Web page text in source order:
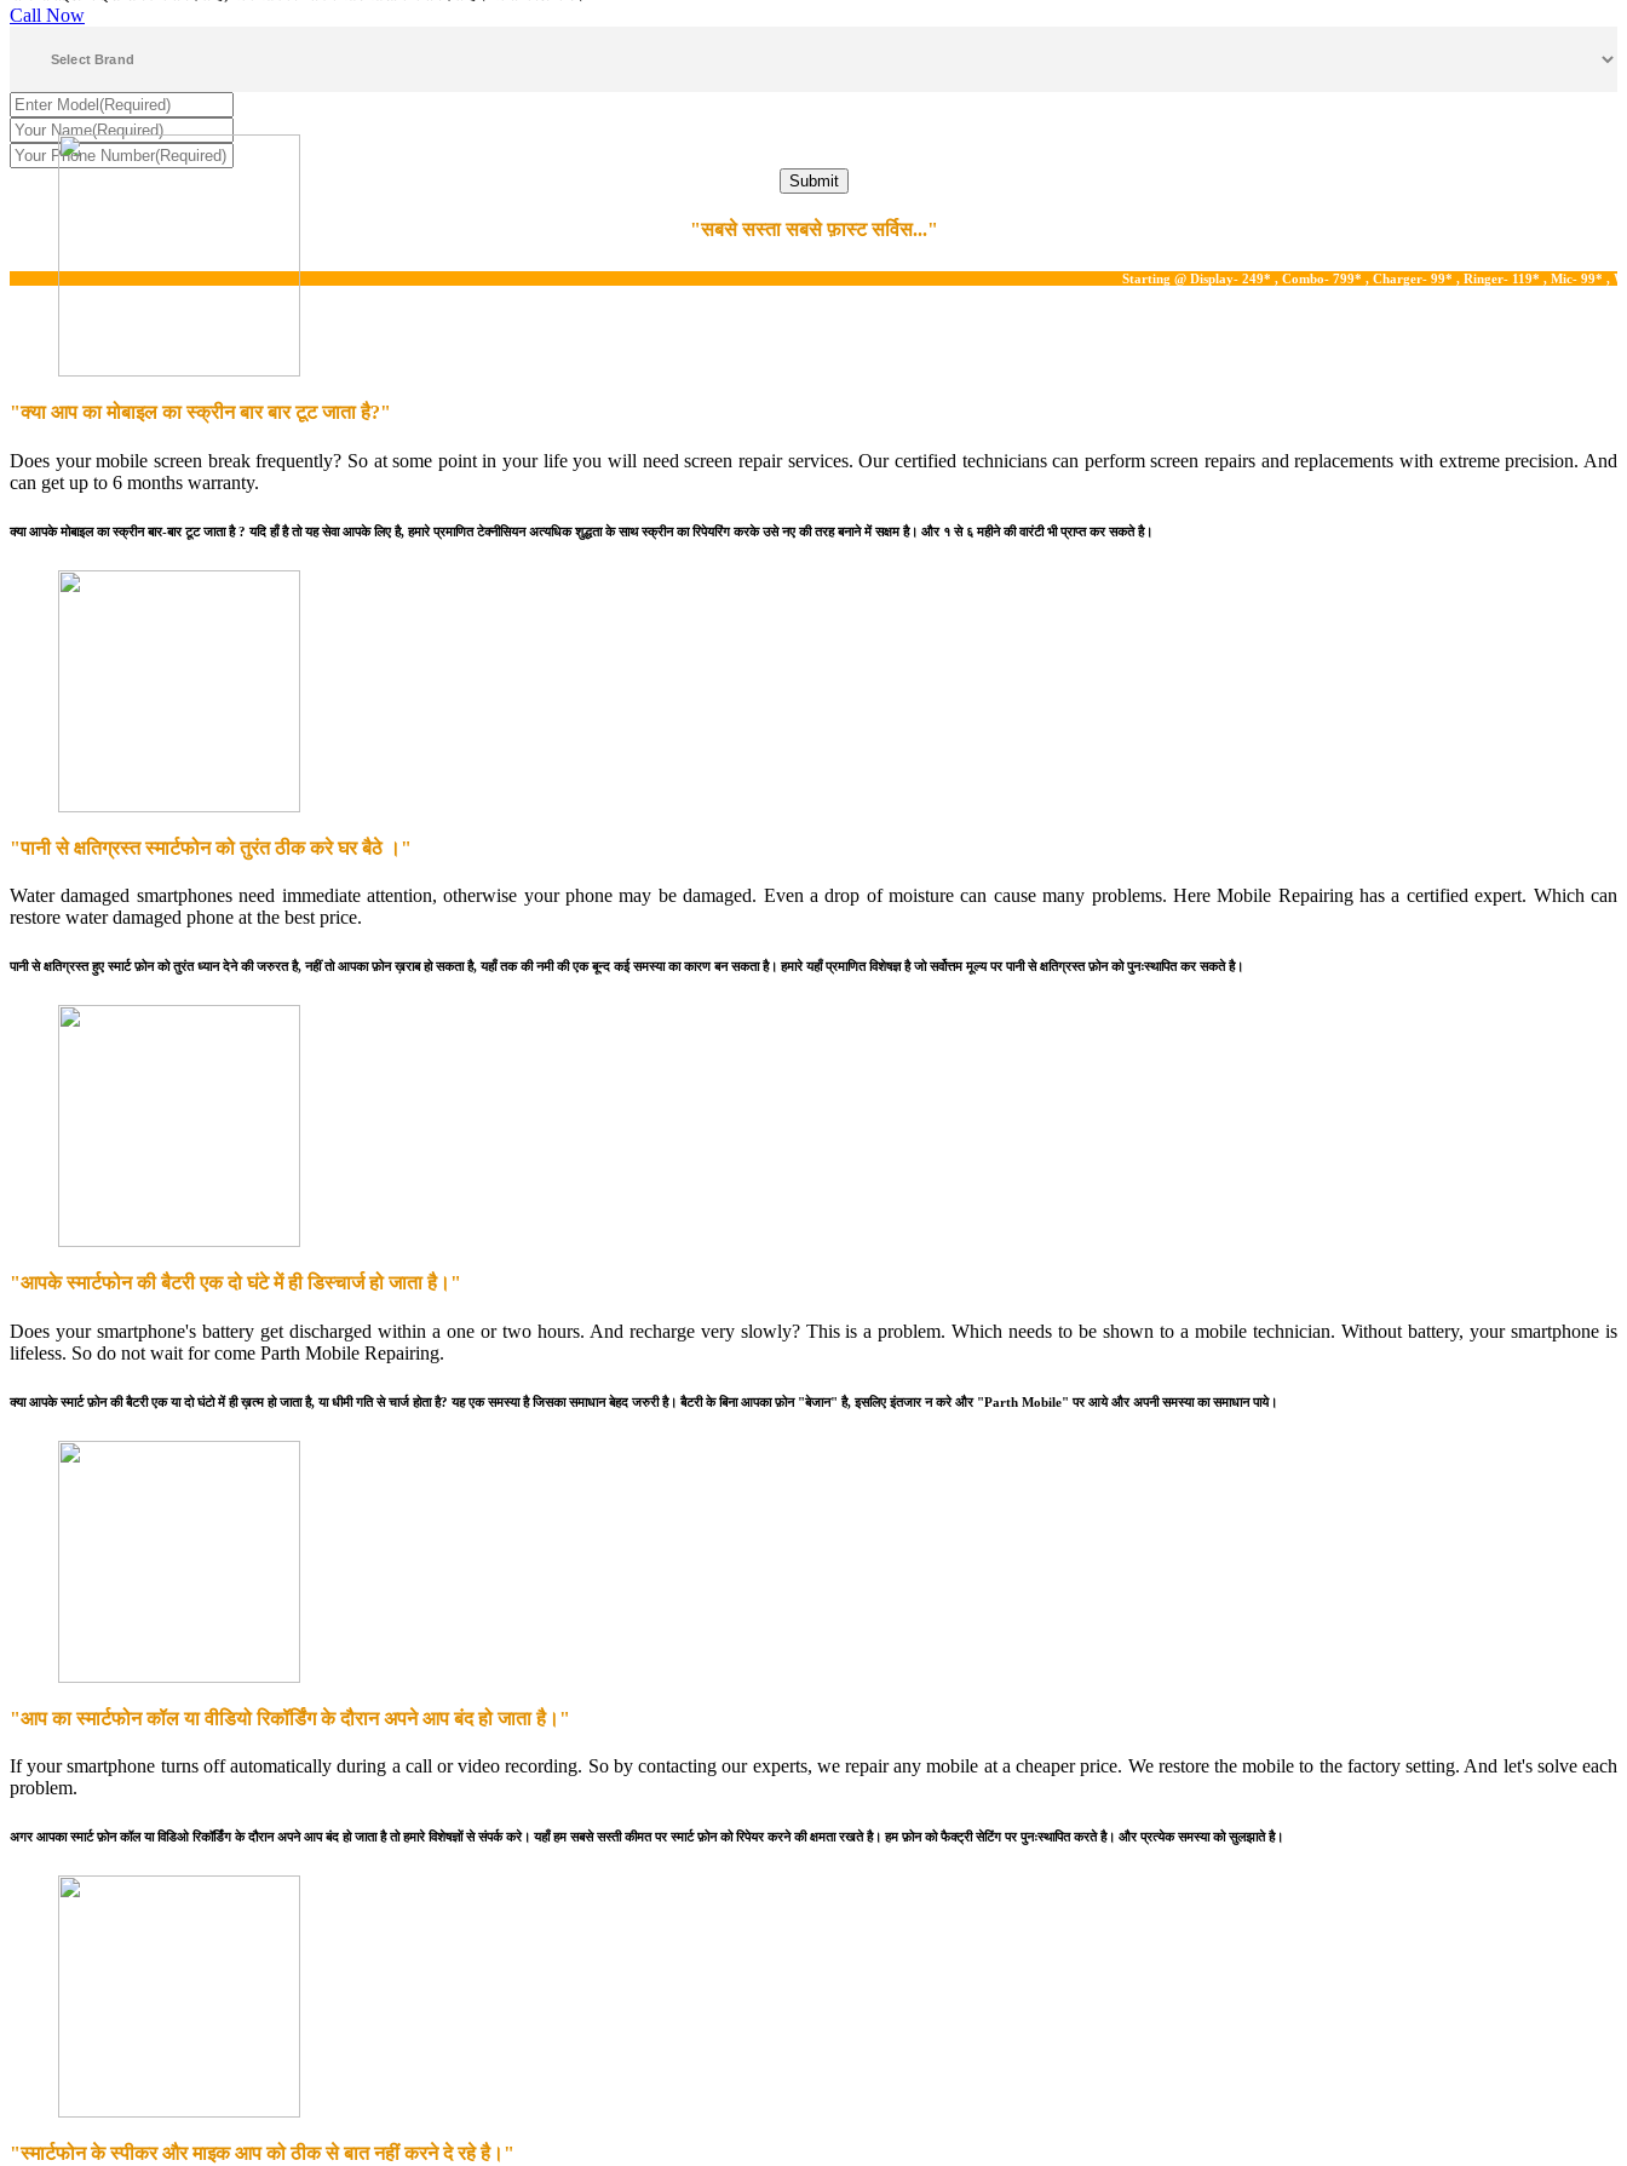
Call Now
"सबसे सस्ता सबसे फ़ास्ट सर्विस..."
Starting @ Display- 249* , Combo- 799* , Charger- 99* , Ringer- 119* , Mic- 99* , Water
"क्या आप का मोबाइल का स्क्रीन बार बार टूट जाता है?"
Does your mobile screen break frequently? So at some point in your life you will need screen repair services. Our certified technicians can perform screen repairs and replacements with extreme precision. And
can get up to 6 months warranty.
क्या आपके मोबाइल का स्क्रीन बार-बार टूट जाता है ? यदि हाँ है तो यह सेवा आपके लिए है, हमारे प्रमाणित टेक्नीसियन अत्यधिक शुद्धता के साथ स्क्रीन का रिपेयरिंग करके उसे नए की तरह बनाने में सक्षम है। और १ से ६ महीने की वारंटी भी प्राप्त कर सकते है।
"पानी से क्षतिग्रस्त स्मार्टफोन को तुरंत ठीक करे घर बैठे ।"
Water damaged smartphones need immediate attention, otherwise your phone may be damaged. Even a drop of moisture can cause many problems. Here Mobile Repairing has a certified expert. Which can
restore water damaged phone at the best price.
पानी से क्षतिग्रस्त हुए स्मार्ट फ़ोन को तुरंत ध्यान देने की जरुरत है, नहीं तो आपका फ़ोन ख़राब हो सकता है, यहाँ तक की नमी की एक बून्द कई समस्या का कारण बन सकता है। हमारे यहाँ प्रमाणित विशेषज्ञ है जो सर्वोत्तम मूल्य पर पानी से क्षतिग्रस्त फ़ोन को पुनःस्थापित कर सकते है।
"आपके स्मार्टफोन की बैटरी एक दो घंटे में ही डिस्चार्ज हो जाता है।"
Does your smartphone's battery get discharged within a one or two hours. And recharge very slowly? This is a problem. Which needs to be shown to a mobile technician. Without battery, your smartphone is
lifeless. So do not wait for come Parth Mobile Repairing.
क्या आपके स्मार्ट फ़ोन की बैटरी एक या दो घंटो में ही ख़त्म हो जाता है, या धीमी गति से चार्ज होता है? यह एक समस्या है जिसका समाधान बेहद जरुरी है। बैटरी के बिना आपका फ़ोन "बेजान" है, इसलिए इंतजार न करे और "Parth Mobile" पर आये और अपनी समस्या का समाधान पाये।
"आप का स्मार्टफोन कॉल या वीडियो रिकॉर्डिंग के दौरान अपने आप बंद हो जाता है।"
If your smartphone turns off automatically during a call or video recording. So by contacting our experts, we repair any mobile at a cheaper price. We restore the mobile to the factory setting. And let's solve each
problem.
अगर आपका स्मार्ट फ़ोन कॉल या विडिओ रिकॉर्डिंग के दौरान अपने आप बंद हो जाता है तो हमारे विशेषज्ञों से संपर्क करे। यहाँ हम सबसे सस्ती कीमत पर स्मार्ट फ़ोन को रिपेयर करने की क्षमता रखते है। हम फ़ोन को फैक्ट्री सेटिंग पर पुनःस्थापित करते है। और प्रत्येक समस्या को सुलझाते है।
"स्मार्टफोन के स्पीकर और माइक आप को ठीक से बात नहीं करने दे रहे है।"